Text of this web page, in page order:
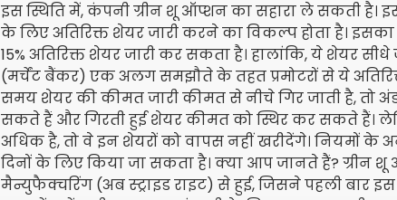
इस स्थिति में, कंपनी ग्रीन शू ऑप्शन का सहारा ले सकती
के लिए अतिरिक्त शेयर जारी करने का विकल्प होता है।
15% अतिरिक्त शेयर जारी कर सकता है। हालांकि, ये शेयर
(मर्चेंट बैंकर) एक अलग समझौते के तहत प्रमोटरों से ये
समय शेयर की कीमत जारी कीमत से नीचे गिर जाती है, तो
सकते हैं और गिरती हुई शेयर कीमत को स्थिर कर सकते हैं।
अधिक है, तो वे इन शेयरों को वापस नहीं खरीदेंगे। नियमों के
दिनों के लिए किया जा सकता है। क्या आप जानते हैं? ग्रीन शू
मैन्युफैक्चरिंग (अब स्ट्राइड राइट) से हुई, जिसने पहली बार